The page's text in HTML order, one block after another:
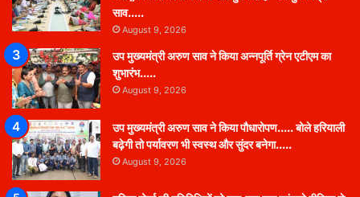
साव…..
August 9, 2026
उप मुख्यमंत्री अरुण साव ने किया अन्नपूर्ति ग्रेन एटीएम का
शुभारंभ…..
August 9, 2026
उप मुख्यमंत्री अरुण साव ने किया पौधारोपण….. बोले हरियाली
बढ़ेगी तो पर्यावरण भी स्वस्थ और सुंदर बनेगा…..
August 9, 2026